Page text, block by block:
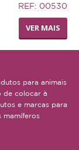
REF: 00530
VER MAIS
para animais
de colocar à
e marcas para
mamíferos